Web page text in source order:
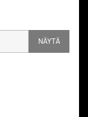
NÄYTÄ